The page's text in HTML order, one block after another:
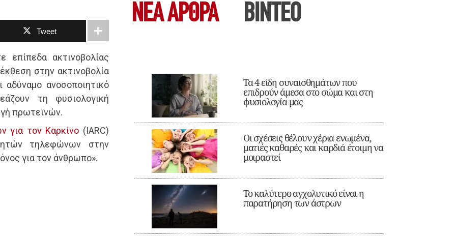
Tweet
ακτινοβολίας
στην ακτινοβολία
ανοσοποιητικό
τη φυσιολογική
πρωτεϊνών.
για τον Καρκίνο (IARC)
τηλεφώνων στην
για τον άνθρωπο».
ΝΕΑ ΆΡΘΡΑ ΒΙΝΤΕΟ
Τα 4 είδη συναισθημάτων που
επιδρούν άμεσα στο σώμα και στη
φυσιολογία μας
Οι σχέσεις θέλουν χέρια ενωμένα,
ματιές καθαρές και καρδιά έτοιμη να
μοιραστεί
Το καλύτερο αγχολυτικό είναι η
παρατήρηση των άστρων